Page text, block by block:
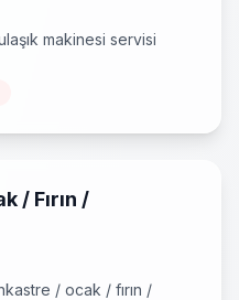
makinesi servisi
/ Fırın /
/ ocak / fırın /